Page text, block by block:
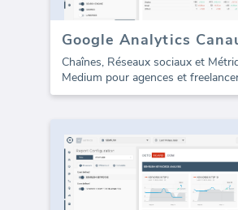
Chaînes, Réseaux sociaux et
Medium pour agences et